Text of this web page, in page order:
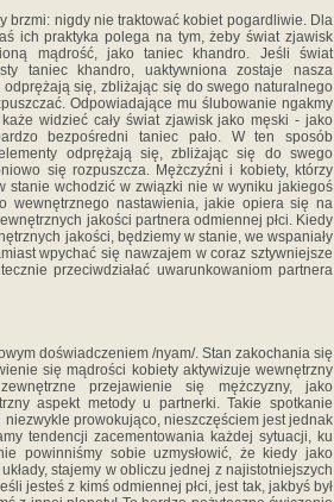
brzmi: nigdy nie traktować kobiet pogardliwie. Dla
ich praktyka polega na tym, żeby świat zjawisk
mądrość, jako taniec khandro. Jeśli świat
taniec khandro, uaktywniona zostaje nasza
się, zbliżając się do swego naturalnego
Odpowiadające mu ślubowanie ngakmy
widzieć cały świat zjawisk jako męski - jako
bezpośredni taniec pało. W ten sposób
odprężają się, zbliżając się do swego
się rozpuszcza. Mężczyźni i kobiety, którzy
stanie wchodzić w związki nie w wyniku jakiegoś
wewnętrznego nastawienia, jakie opiera się na
jakości partnera odmiennej płci. Kiedy
jakości, będziemy w stanie, we wspaniały
wpychać się nawzajem w coraz sztywniejsze
przeciwdziałać uwarunkowaniom partnera
doświadczeniem /nyam/. Stan zakochania się
się mądrości kobiety aktywizuje wewnętrzny
przejawienie się mężczyzny, jako
aspekt metody u partnerki. Takie spotkanie
niezwykle prowokująco, nieszczęściem jest jednak
tendencji zacementowania każdej sytuacji, ku
powinniśmy sobie uzmysłowić, że kiedy jako
stajemy w obliczu jednej z najistotniejszych
jesteś z kimś odmiennej płci, jest tak, jakbyś był